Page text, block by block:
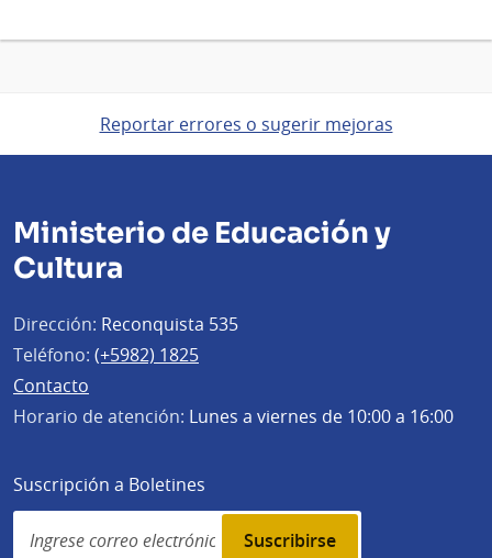
Reportar errores o sugerir mejoras
Ministerio de Educación y
Cultura
Dirección: Reconquista 535
Teléfono: (+5982) 1825
Contacto
Horario de atención: Lunes a viernes de 10:00 a 16:00
Suscripción a Boletines
Simplenews
subscription